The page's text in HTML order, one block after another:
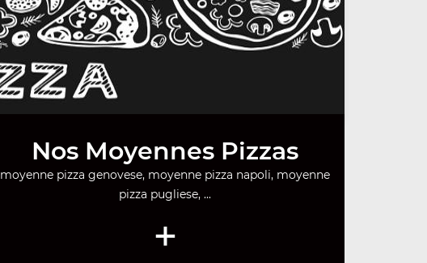
Nos Moyennes Pizzas
moyenne pizza genovese, moyenne pizza napoli, moyenne
pizza pugliese, ...
+